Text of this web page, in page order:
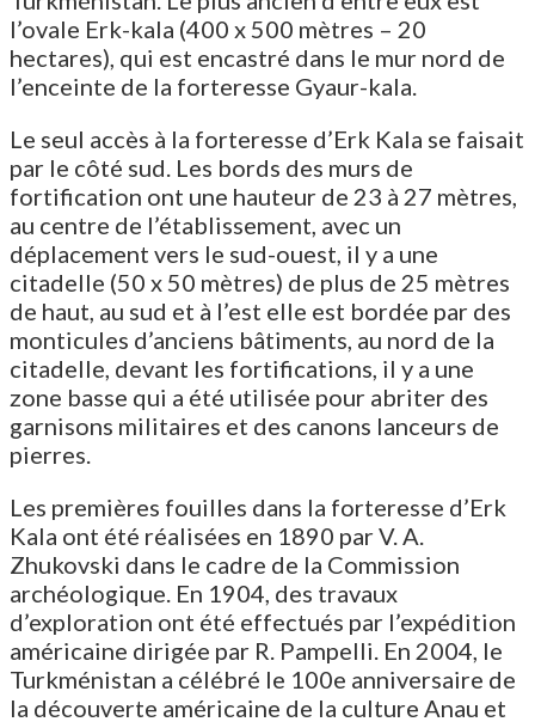
l’ovale Erk-kala (400 x 500 mètres – 20
hectares), qui est encastré dans le mur nord de
l’enceinte de la forteresse Gyaur-kala.
Le seul accès à la forteresse d’Erk Kala se faisait
par le côté sud. Les bords des murs de
fortification ont une hauteur de 23 à 27 mètres,
au centre de l’établissement, avec un
déplacement vers le sud-ouest, il y a une
citadelle (50 x 50 mètres) de plus de 25 mètres
de haut, au sud et à l’est elle est bordée par des
monticules d’anciens bâtiments, au nord de la
citadelle, devant les fortifications, il y a une
zone basse qui a été utilisée pour abriter des
garnisons militaires et des canons lanceurs de
pierres.
Les premières fouilles dans la forteresse d’Erk
Kala ont été réalisées en 1890 par V. A.
Zhukovski dans le cadre de la Commission
archéologique. En 1904, des travaux
d’exploration ont été effectués par l’expédition
américaine dirigée par R. Pampelli. En 2004, le
Turkménistan a célébré le 100e anniversaire de
la découverte américaine de la culture Anau et